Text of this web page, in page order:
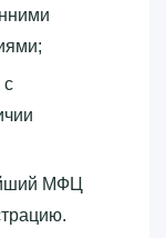
с
МФЦ